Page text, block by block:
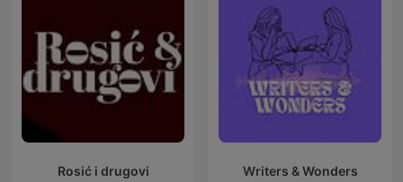
Rosić i drugovi Writers & Wonders